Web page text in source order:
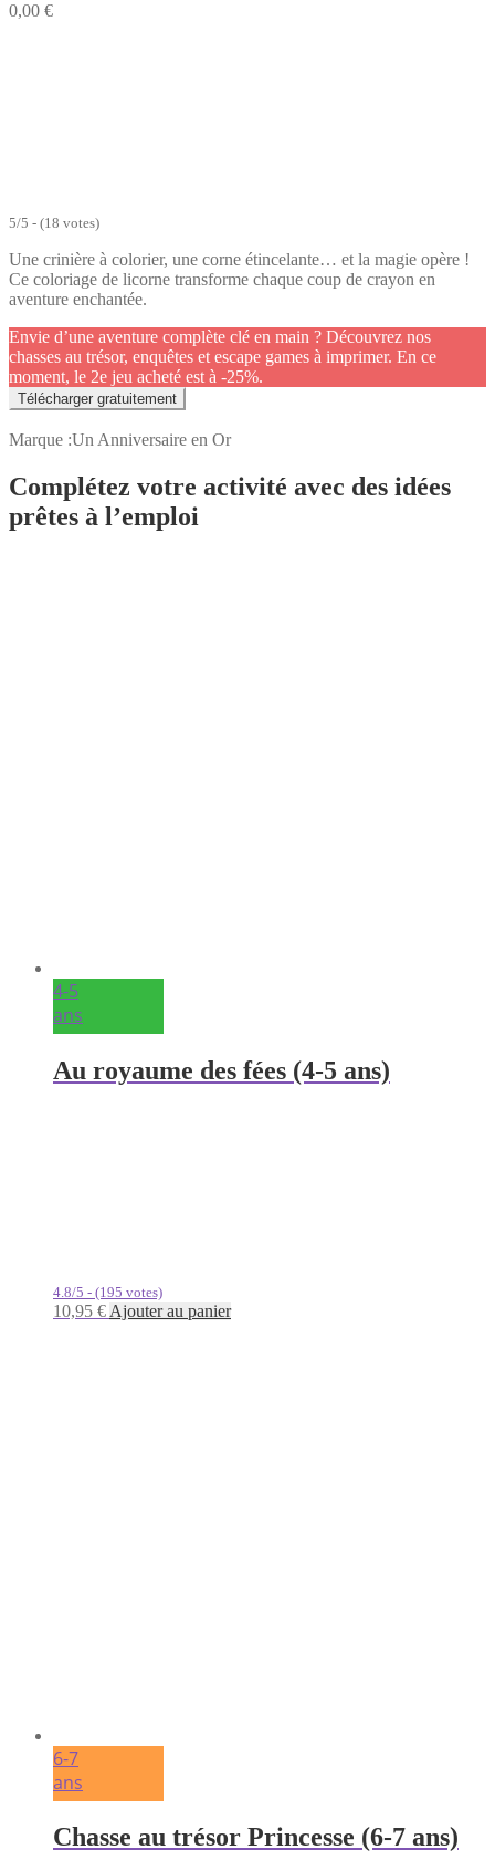
0,00 €
5/5 - (18 votes)
Une crinière à colorier, une corne étincelante… et la magie opère !
Ce coloriage de licorne transforme chaque coup de crayon en
aventure enchantée.
Envie d’une aventure complète clé en main ? Découvrez nos
chasses au trésor, enquêtes et escape games à imprimer. En ce
moment, le 2e jeu acheté est à -25%.
Télécharger gratuitement
Marque :Un Anniversaire en Or
Complétez votre activité avec des idées
prêtes à l’emploi
4-5
ans
Au royaume des fées (4-5 ans)
4.8/5 - (195 votes)
10,95 € Ajouter au panier
6-7
ans
Chasse au trésor Princesse (6-7 ans)